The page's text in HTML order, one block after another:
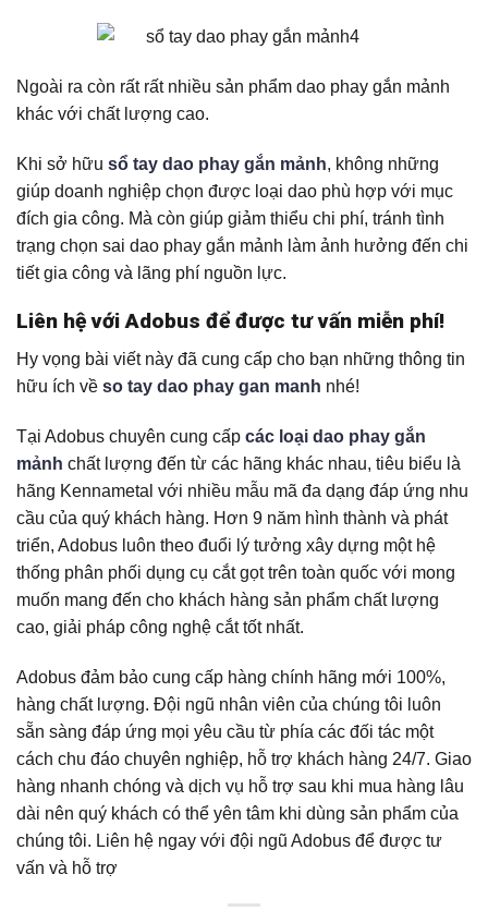
Ngoài ra còn rất rất nhiều sản phẩm dao phay gắn mảnh
khác với chất lượng cao.
Khi sở hữu sổ tay dao phay gắn mảnh, không những
giúp doanh nghiệp chọn được loại dao phù hợp với mục
đích gia công. Mà còn giúp giảm thiểu chi phí, tránh tình
trạng chọn sai dao phay gắn mảnh làm ảnh hưởng đến chi
tiết gia công và lãng phí nguồn lực.
Liên hệ với Adobus để được tư vấn miễn phí!
Hy vọng bài viết này đã cung cấp cho bạn những thông tin
hữu ích về so tay dao phay gan manh nhé!
Tại Adobus chuyên cung cấp các loại dao phay gắn
mảnh chất lượng đến từ các hãng khác nhau, tiêu biểu là
hãng Kennametal với nhiều mẫu mã đa dạng đáp ứng nhu
cầu của quý khách hàng. Hơn 9 năm hình thành và phát
triển, Adobus luôn theo đuổi lý tưởng xây dựng một hệ
thống phân phối dụng cụ cắt gọt trên toàn quốc với mong
muốn mang đến cho khách hàng sản phẩm chất lượng
cao, giải pháp công nghệ cắt tốt nhất.
Adobus đảm bảo cung cấp hàng chính hãng mới 100%,
hàng chất lượng. Đội ngũ nhân viên của chúng tôi luôn
sẵn sàng đáp ứng mọi yêu cầu từ phía các đối tác một
cách chu đáo chuyên nghiệp, hỗ trợ khách hàng 24/7. Giao
hàng nhanh chóng và dịch vụ hỗ trợ sau khi mua hàng lâu
dài nên quý khách có thể yên tâm khi dùng sản phẩm của
chúng tôi. Liên hệ ngay với đội ngũ Adobus để được tư
vấn và hỗ trợ